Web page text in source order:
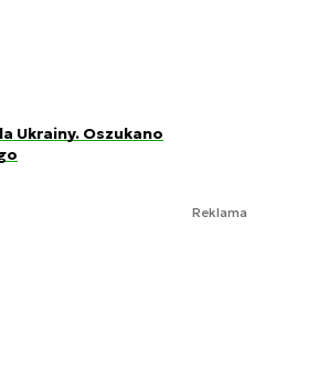
Ukrainy. Oszukano
Reklama